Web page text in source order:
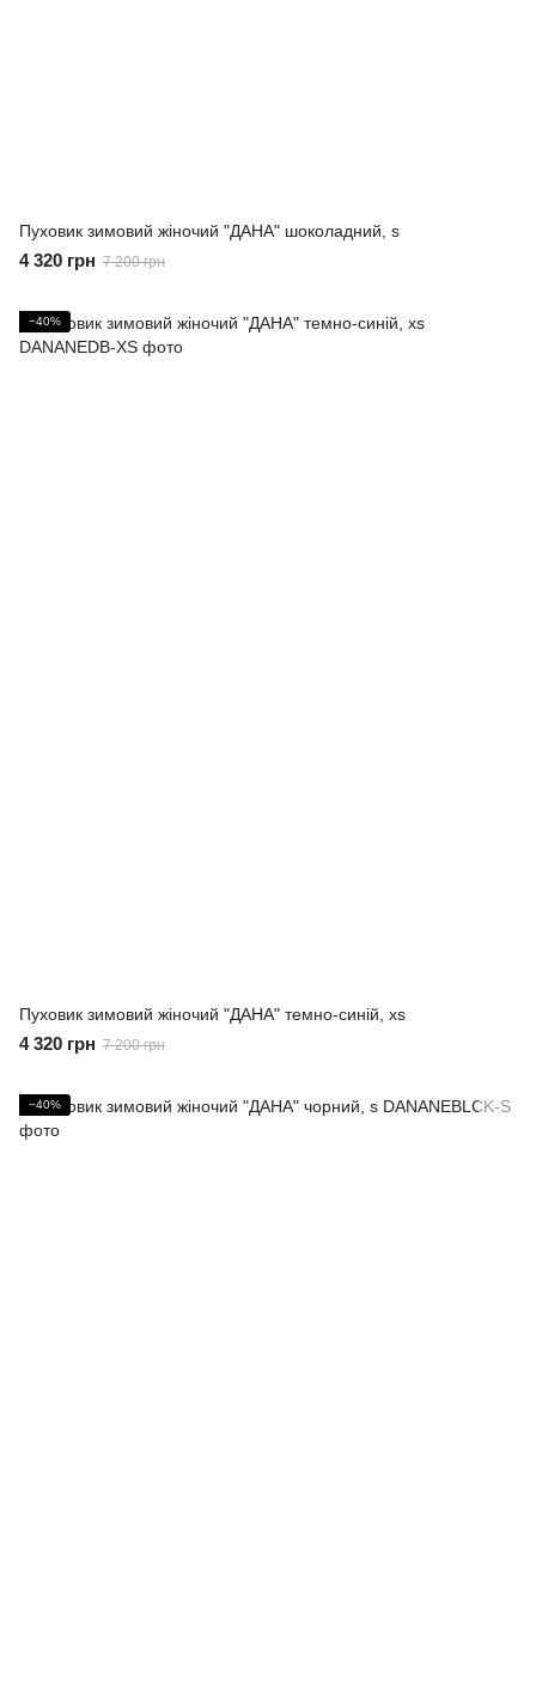
Пуховик зимовий жіночий "ДАНА" шоколадний, s
4 320 грн 7 200 грн
−40%
Пуховик зимовий жіночий "ДАНА" темно-синій, xs
4 320 грн 7 200 грн
−40%